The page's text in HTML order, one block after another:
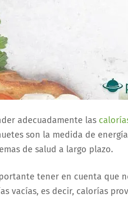
adecuadamente las
son la medida de
de salud a largo plazo.
tener en cuenta que
vacías, es decir, calorías